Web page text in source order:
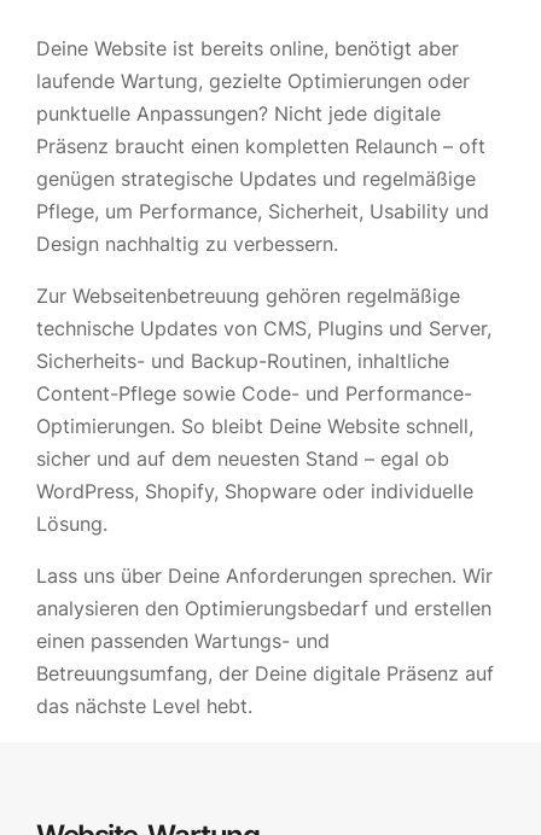
Deine Website ist bereits online, benötigt aber
laufende Wartung, gezielte Optimierungen oder
punktuelle Anpassungen? Nicht jede digitale
Präsenz braucht einen kompletten Relaunch – oft
genügen strategische Updates und regelmäßige
Pflege, um Performance, Sicherheit, Usability und
Design nachhaltig zu verbessern.
Zur Webseitenbetreuung gehören regelmäßige
technische Updates von CMS, Plugins und Server,
Sicherheits- und Backup-Routinen, inhaltliche
Content-Pflege sowie Code- und Performance-
Optimierungen. So bleibt Deine Website schnell,
sicher und auf dem neuesten Stand – egal ob
WordPress, Shopify, Shopware oder individuelle
Lösung.
Lass uns über Deine Anforderungen sprechen. Wir
analysieren den Optimierungsbedarf und erstellen
einen passenden Wartungs- und
Betreuungsumfang, der Deine digitale Präsenz auf
das nächste Level hebt.